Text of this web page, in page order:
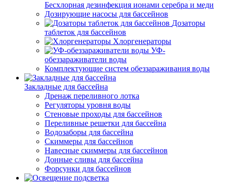
Беcхлорная дезинфекция ионами серебра и меди
Дозирующие насосы для бассейнов
Дозаторы
таблеток для бассейнов
Хлоргенераторы
УФ-
обеззараживатели воды
Комплектующие систем обеззараживания воды
Закладные для бассейна
Дренаж переливного лотка
Регуляторы уровня воды
Стеновые проходы для бассейнов
Переливные решетки для бассейна
Водозаборы для бассейна
Скиммеры для бассейнов
Навесные скиммеры для бассейнов
Донные сливы для бассейна
Форсунки для бассейнов